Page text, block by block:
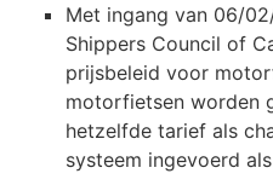
Met ingang van 06/
Shippers Council of
prijsbeleid voor
motorfietsen worden
hetzelfde tarief als
systeem ingevoerd